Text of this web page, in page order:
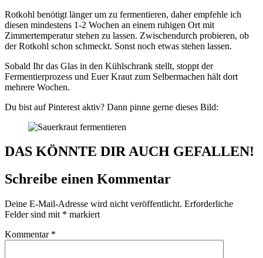
Rotkohl benötigt länger um zu fermentieren, daher empfehle ich
diesen mindestens 1-2 Wochen an einem ruhigen Ort mit
Zimmertemperatur stehen zu lassen. Zwischendurch probieren, ob
der Rotkohl schon schmeckt. Sonst noch etwas stehen lassen.
Sobald Ihr das Glas in den Kühlschrank stellt, stoppt der
Fermentierprozess und Euer Kraut zum Selbermachen hält dort
mehrere Wochen.
Du bist auf Pinterest aktiv? Dann pinne gerne dieses Bild:
DAS KÖNNTE DIR AUCH GEFALLEN!
Schreibe einen Kommentar
Deine E-Mail-Adresse wird nicht veröffentlicht. Erforderliche
Felder sind mit * markiert
Kommentar *